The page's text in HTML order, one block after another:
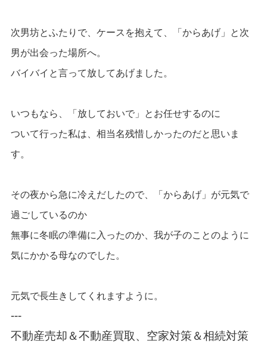
次男坊とふたりで、ケースを抱えて、
「からあげ」と次
男が出会った場所へ。
バイバイと言って放してあげました。
いつもなら、「放しておいで」とお任せするのに
ついて行った私は、相当名残惜しかったのだと思いま
す。
その夜から急に冷えだしたので、「からあげ」が元気で
過ごしているのか
無事に冬眠の準備に入ったのか、我が子のことのように
気にかかる母なのでした。
元気で長生きしてくれますように。
---
不動産売却＆不動産買取、空家対策＆相続対策